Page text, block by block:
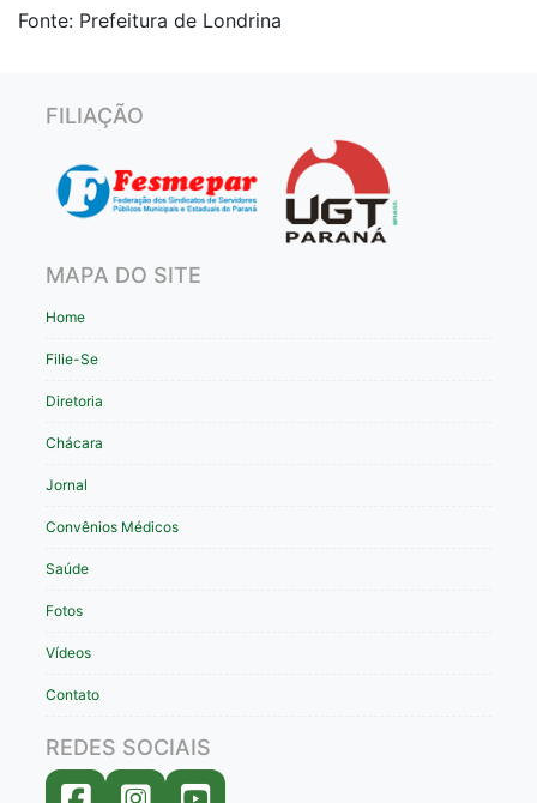
Fonte: Prefeitura de Londrina
FILIAÇÃO
MAPA DO SITE
Home
Filie-Se
Diretoria
Chácara
Jornal
Convênios Médicos
Saúde
Fotos
Vídeos
Contato
REDES SOCIAIS